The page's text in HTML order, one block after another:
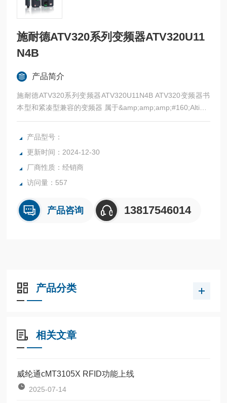
施耐德ATV320系列变频器ATV320U11
N4B
产品简介
施耐德ATV320系列变频器ATV320U11N4B ATV320变频器书
本型和紧凑型兼容的变频器 属于&amp;amp;amp;#160;Altivar
(1)智：支持多种智能通讯协议；标配Modbus和CANopen
产品型号：
更新时间：2024-12-30
厂商性质：经销商
访问量：557
产品咨询 13817546014
产品分类
相关文章
威纶通cMT3105X RFID功能上线
2025-07-14